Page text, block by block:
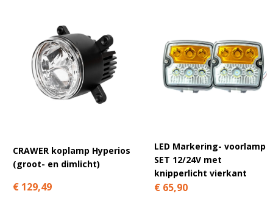
CRAWER koplamp Hyperios
(groot- en dimlicht)
€ 129,49
LED Markering- voorlamp
SET 12/24V met
knipperlicht vierkant
€ 65,90
Blijf op de hoogte van nieuwe product updates,
promoties en aanbiedingen, leuke klantverhalen
en ontdek de klantfoto van de maand!
Bevestig je inschrijving via de bevestigingsmail in je
inbox. Deze ontvang je binnen een paar minuten.